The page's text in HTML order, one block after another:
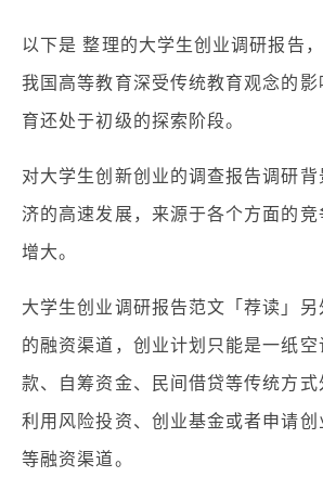
以下是 整理的大学生创业调研报告
我国高等教育深受传统教育观念的
育还处于初级的探索阶段。
对大学生创新创业的调查报告调研
济的高速发展，来源于各个方面的竞
增大。
大学生创业调研报告范文「荐读」另
的融资渠道，创业计划只能是一纸空
款、自筹资金、民间借贷等传统方式
利用风险投资、创业基金或者申请
等融资渠道。